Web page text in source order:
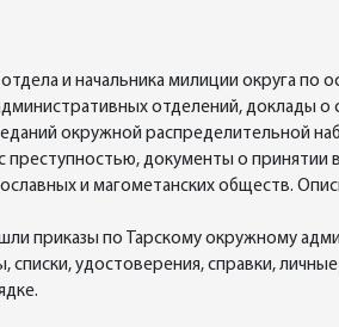
и начальника милиции округа по
отделений, доклады о
окружной распределительной
документы о принятии
и магометанских обществ.
приказы по Тарскому окружному
удостоверения, справки,